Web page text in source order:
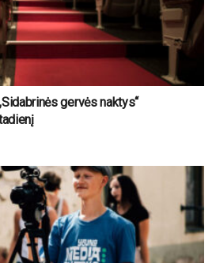
gervės naktys“